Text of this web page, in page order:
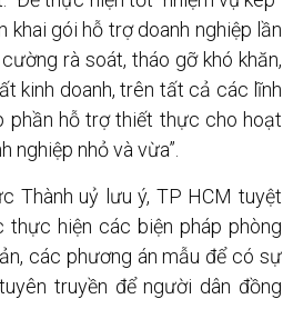
khai gói hỗ trợ doanh nghiệp lần
rà soát, tháo gỡ khó khăn,
kinh doanh, trên tất cả các lĩnh
phần hỗ trợ thiết thực cho hoạt
nghiệp nhỏ và vừa”.
Thành uỷ lưu ý, TP HCM tuyệt
hiện các biện pháp phòng
các phương án mẫu để có sự
truyền để người dân đồng